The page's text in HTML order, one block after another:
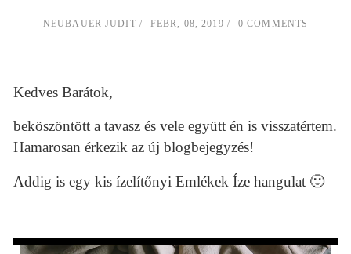
NEUBAUER JUDIT FEBR, 08, 2019 0 COMMENTS
Kedves Barátok,
beköszöntött a tavasz és vele együtt én is visszatértem.
Hamarosan érkezik az új blogbejegyzés!
Addig is egy kis ízelítőnyi Emlékek Íze hangulat 🙂
Videólejátszó